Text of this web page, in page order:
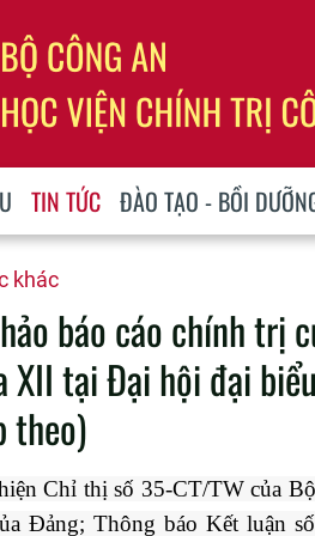
TIN TỨC ĐÀO TẠO - BỒI
khác
báo cáo chính trị
XII tại Đại hội đại
theo)
Chỉ thị số 35-CT/TW của
Đảng; Thông báo Kết luận